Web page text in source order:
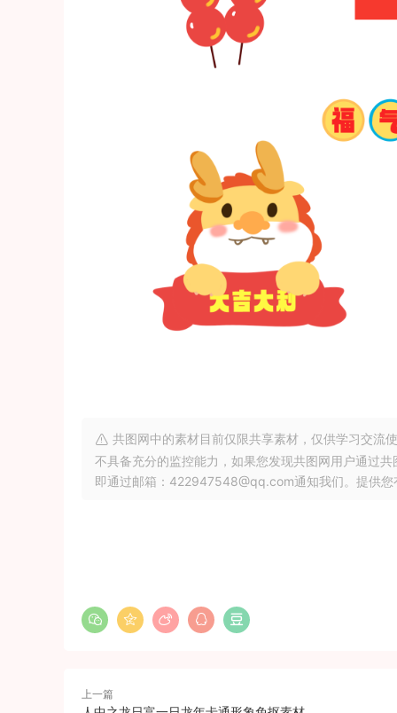
共图网中的素材目前仅限共享素材，仅供学习交流
不具备充分的监控能力，如果您发现共图网用户通过
即通过邮箱：422947548@qq.com通知我们。提供
上一篇